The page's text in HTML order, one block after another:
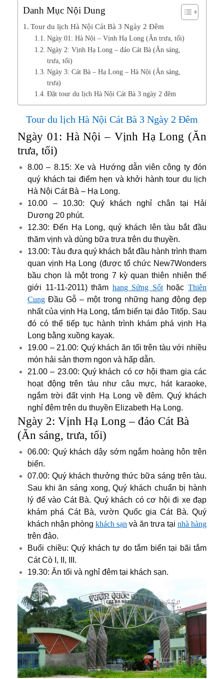
Danh Mục Nội Dung
Tour du lịch Hà Nội Cát Bà 3 Ngày 2 Đêm
Ngày 01: Hà Nội – Vịnh Hạ Long (Ăn trưa, tối)
Ngày 2: Vịnh Hạ Long – đảo Cát Bà (Ăn sáng,
trưa, tối)
Ngày 3: Cát Bà – Hạ Long – Hà Nội (Ăn sáng,
trưa)
Đặt tour du lịch Hà Nội Cát Bà 3 ngày 2 đêm
Tour du lịch Hà Nội Cát Bà 3 Ngày 2 Đêm
Ngày 01: Hà Nội – Vịnh Hạ Long (Ăn
trưa, tối)
8.00 – 8.15: Xe và Hướng dẫn viên công ty đón
quý khách tại điểm hẹn và khởi hành tour du lịch
Hà Nội Cát Bà – Hạ Long.
10.00 – 10.30: Quý khách nghỉ chân tại Hải
Dương 20 phút.
12.30: Đến Hạ Long, quý khách lên tàu bắt đầu
thăm vịnh và dùng bữa trưa trên du thuyền.
13.00: Tàu đưa quý khách bắt đầu hành trình tham
quan vịnh Hạ Long (được tổ chức New7Wonders
bầu chọn là một trong 7 kỳ quan thiên nhiên thế
giới 11-11-2011) thăm hang Sửng SốthoặcThiên
Cung Đầu Gỗ – một trong những hang động đẹp
nhất của vịnh Hạ Long, tắm biển tại đảo Titốp. Sau
đó có thể tiếp tục hành trình khám phá vịnh Hạ
Long bằng xuồng kayak.
19.00 – 21.00: Quý khách ăn tối trên tàu với nhiều
món hải sản thơm ngon và hấp dẫn.
21.00 – 23.00: Quý khách có cơ hội tham gia các
hoạt động trên tàu như câu mực, hát karaoke,
ngắm trời đất vịnh Hạ Long về đêm.Quý khách
nghỉ đêm trên du thuyền Elizabeth Hạ Long.
Ngày 2: Vịnh Hạ Long – đảo Cát Bà
(Ăn sáng, trưa, tối)
06.00: Quý khách dậy sớm ngắm hoàng hôn trên
biển.
07.00: Quý khách thưởng thức bữa sáng trên tàu.
Sau khi ăn sáng xong, Quý khách chuẩn bị hành
lý để vào Cát Bà. Quý khách có cơ hội đi xe đạp
khám phá Cát Bà, vườn Quốc gia Cát Bà. Quý
khách nhận phòng khách sạn và ăn trưa tại nhà hàng
trên đảo.
Buổi chiều: Quý khách tự do tắm biển tại bãi tắm
Cát Cò I, II, III.
19.30: Ăn tối và nghỉ đêm tại khách sạn.